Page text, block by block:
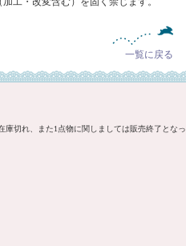
一覧に戻る
切れ、また1点物に関しましては販売終了となっ